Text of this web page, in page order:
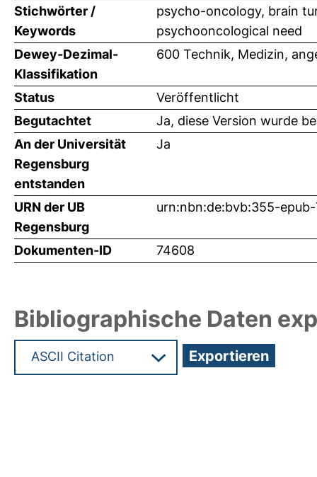
Stichwörter /
Keywords
psycho-oncology, brain
psychooncological need
Dewey-Dezimal-
Klassifikation
600 Technik, Medizin,
Status
Veröffentlicht
Begutachtet
Ja, diese Version wurde
An der Universität
Regensburg
entstanden
Ja
URN der UB
Regensburg
urn:nbn:de:bvb:355-
Dokumenten-ID 74608
Bibliographische Daten